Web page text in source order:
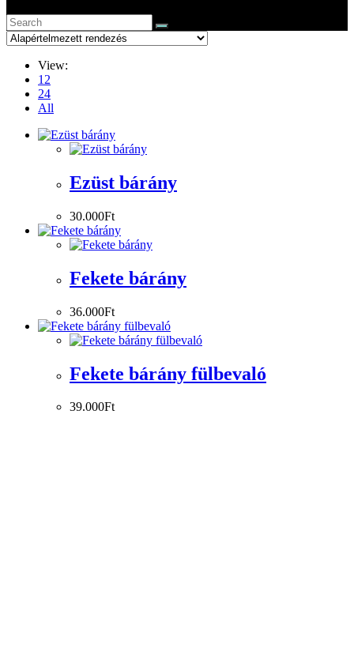
View:
12
24
All
Ezüst bárány
30.000Ft
Fekete bárány
36.000Ft
Fekete bárány fülbevaló
39.000Ft